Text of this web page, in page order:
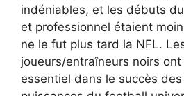
indéniables, et les débuts
et professionnel étaient
ne le fut plus tard la NFL.
joueurs/entraîneurs noirs
essentiel dans le succès